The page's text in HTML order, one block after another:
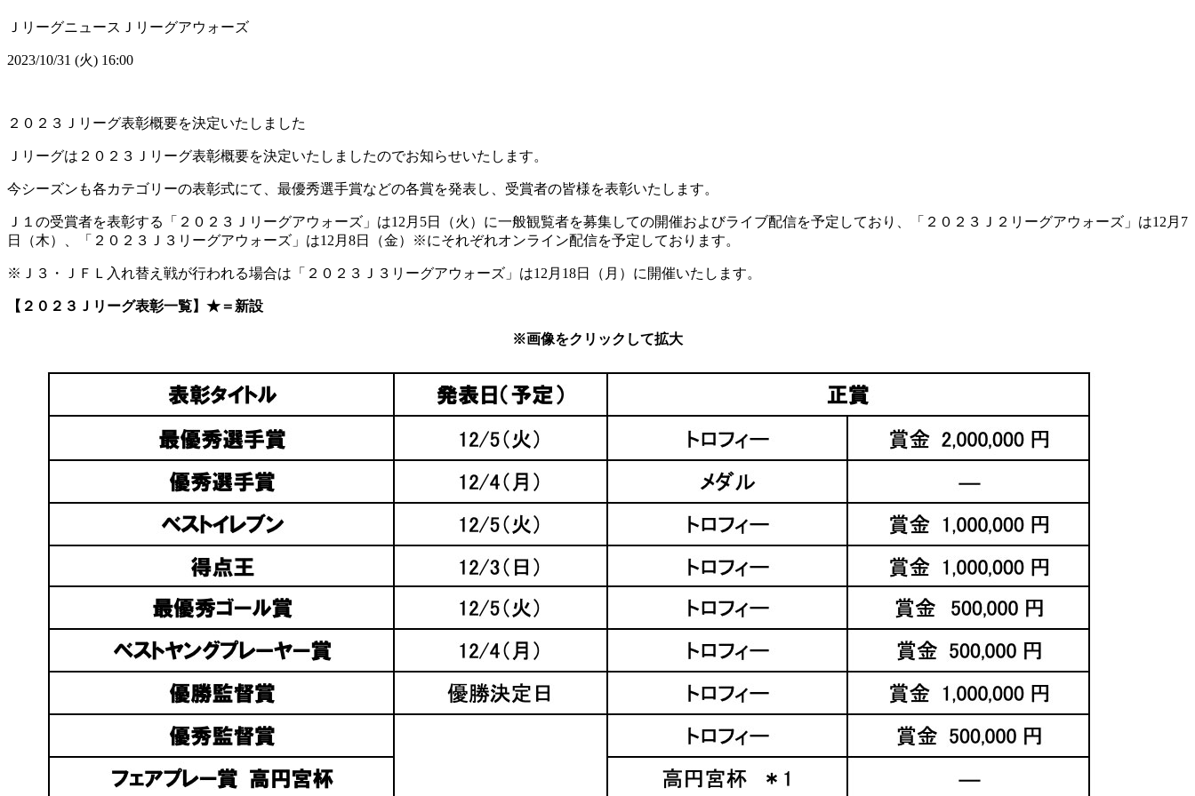
Ｊリーグニュース Ｊリーグアウォーズ
2023/10/31 (火) 16:00
２０２３Ｊリーグ表彰概要を決定いたしました
Ｊリーグは２０２３Ｊリーグ表彰概要を決定いたしましたのでお知らせいたします。
今シーズンも各カテゴリーの表彰式にて、最優秀選手賞などの各賞を発表し、受賞者の皆様を表彰いたします。
Ｊ１の受賞者を表彰する「２０２３Ｊリーグアウォーズ」は12月5日（火）に一般観覧者を募集しての開催およびライブ配信を予定しており、「２０２３Ｊ２リーグアウォーズ」は12月7
日（木）、「２０２３Ｊ３リーグアウォーズ」は12月8日（金）※にそれぞれオンライン配信を予定しております。
※Ｊ３・ＪＦＬ入れ替え戦が行われる場合は「２０２３Ｊ３リーグアウォーズ」は12月18日（月）に開催いたします。
【２０２３Ｊリーグ表彰一覧】★＝新設
※画像をクリックして拡大